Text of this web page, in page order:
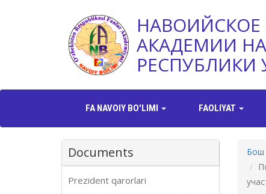
НАВОИЙСКОЕ
АКАДЕМИИ
РЕСПУБЛИКИ
FA NAVOIY BO'LIMI FAOLIYAT
Documents
Prezident qarorlari
Бош